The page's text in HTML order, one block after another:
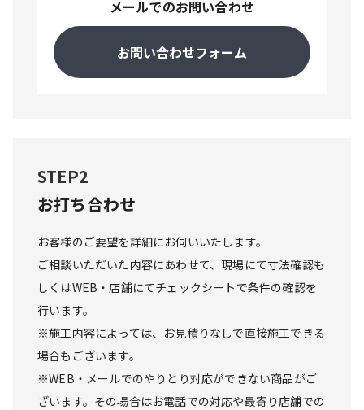
メールでのお問い合わせ
お問い合わせフォーム
STEP2
お打ち合わせ
お客様のご要望を詳細にお伺いいたします。
ご相談いただいた内容にあわせて、現場にて寸法確認も
しくはWEB・店舗にてチェックシートで条件の確認を
行います。
※施工内容によっては、お見積りなしで直接施工できる
場合もございます。
※WEB・メールでのやりとり対応ができない商品がご
ざいます。その場合はお電話での対応や最寄り店舗での